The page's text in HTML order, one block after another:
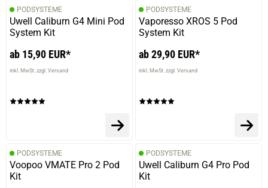
PODSYSTEME
Uwell Caliburn G4 Mini Pod
System Kit
ab 15,90 EUR*
inkl. MwSt. zzgl. Versand
PODSYSTEME
Vaporesso XROS 5 Pod
System Kit
ab 29,90 EUR*
inkl. MwSt. zzgl. Versand
PODSYSTEME
Voopoo VMATE Pro 2 Pod
Kit
PODSYSTEME
Uwell Caliburn G4 Pro Pod
Kit